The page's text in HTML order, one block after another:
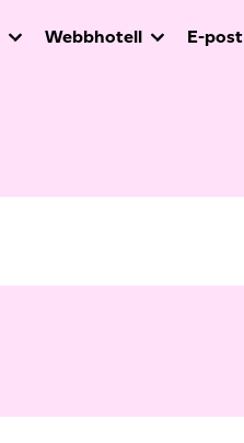
Webbhotell E-post